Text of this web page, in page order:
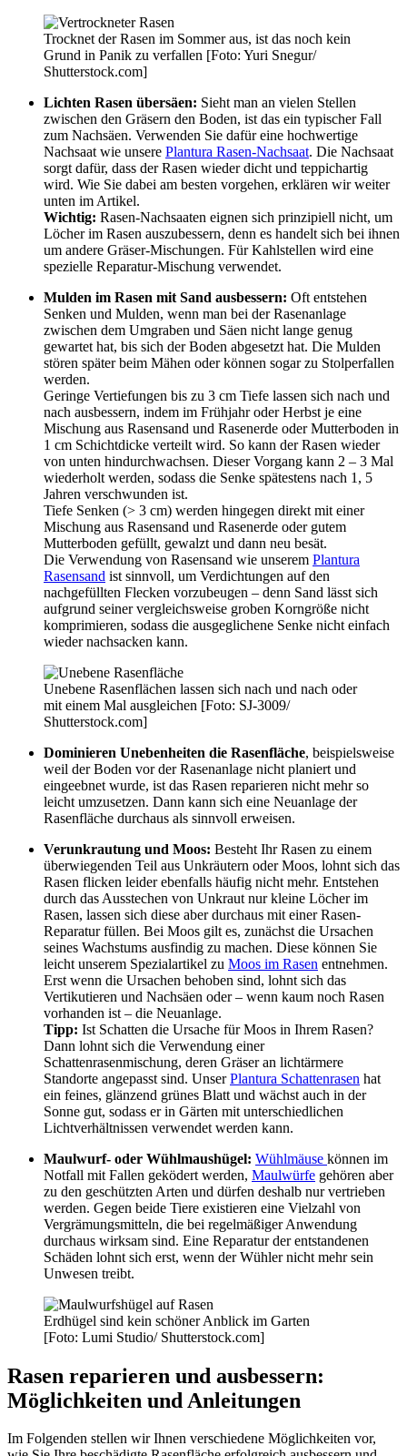
Trocknet der Rasen im Sommer aus, ist das noch kein
Grund in Panik zu verfallen [Foto: Yuri Snegur/
Shutterstock.com]
Lichten Rasen übersäen: Sieht man an vielen Stellen
zwischen den Gräsern den Boden, ist das ein typischer Fall
zum Nachsäen. Verwenden Sie dafür eine hochwertige
Nachsaat wie unsere Plantura Rasen-Nachsaat. Die Nachsaat
sorgt dafür, dass der Rasen wieder dicht und teppichartig
wird. Wie Sie dabei am besten vorgehen, erklären wir weiter
unten im Artikel.
Wichtig: Rasen-Nachsaaten eignen sich prinzipiell nicht, um
Löcher im Rasen auszubessern, denn es handelt sich bei ihnen
um andere Gräser-Mischungen. Für Kahlstellen wird eine
spezielle Reparatur-Mischung verwendet.
Mulden im Rasen mit Sand ausbessern: Oft entstehen
Senken und Mulden, wenn man bei der Rasenanlage
zwischen dem Umgraben und Säen nicht lange genug
gewartet hat, bis sich der Boden abgesetzt hat. Die Mulden
stören später beim Mähen oder können sogar zu Stolperfallen
werden.
Geringe Vertiefungen bis zu 3 cm Tiefe lassen sich nach und
nach ausbessern, indem im Frühjahr oder Herbst je eine
Mischung aus Rasensand und Rasenerde oder Mutterboden in
1 cm Schichtdicke verteilt wird. So kann der Rasen wieder
von unten hindurchwachsen. Dieser Vorgang kann 2 – 3 Mal
wiederholt werden, sodass die Senke spätestens nach 1, 5
Jahren verschwunden ist.
Tiefe Senken (> 3 cm) werden hingegen direkt mit einer
Mischung aus Rasensand und Rasenerde oder gutem
Mutterboden gefüllt, gewalzt und dann neu besät.
Die Verwendung von Rasensand wie unserem Plantura
Rasensand ist sinnvoll, um Verdichtungen auf den
nachgefüllten Flecken vorzubeugen – denn Sand lässt sich
aufgrund seiner vergleichsweise groben Korngröße nicht
komprimieren, sodass die ausgeglichene Senke nicht einfach
wieder nachsacken kann.
Unebene Rasenflächen lassen sich nach und nach oder
mit einem Mal ausgleichen [Foto: SJ-3009/
Shutterstock.com]
Dominieren Unebenheiten die Rasenfläche, beispielsweise
weil der Boden vor der Rasenanlage nicht planiert und
eingeebnet wurde, ist das Rasen reparieren nicht mehr so
leicht umzusetzen. Dann kann sich eine Neuanlage der
Rasenfläche durchaus als sinnvoll erweisen.
Verunkrautung und Moos: Besteht Ihr Rasen zu einem
überwiegenden Teil aus Unkräutern oder Moos, lohnt sich das
Rasen flicken leider ebenfalls häufig nicht mehr. Entstehen
durch das Ausstechen von Unkraut nur kleine Löcher im
Rasen, lassen sich diese aber durchaus mit einer Rasen-
Reparatur füllen. Bei Moos gilt es, zunächst die Ursachen
seines Wachstums ausfindig zu machen. Diese können Sie
leicht unserem Spezialartikel zu Moos im Rasen entnehmen.
Erst wenn die Ursachen behoben sind, lohnt sich das
Vertikutieren und Nachsäen oder – wenn kaum noch Rasen
vorhanden ist – die Neuanlage.
Tipp: Ist Schatten die Ursache für Moos in Ihrem Rasen?
Dann lohnt sich die Verwendung einer
Schattenrasenmischung, deren Gräser an lichtärmere
Standorte angepasst sind. UnserPlantura Schattenrasen hat
ein feines, glänzend grünes Blatt und wächst auch in der
Sonne gut, sodass er in Gärten mit unterschiedlichen
Lichtverhältnissen verwendet werden kann.
Maulwurf- oder Wühlmaushügel: Wühlmäuse können im
Notfall mit Fallen geködert werden, Maulwürfe gehören aber
zu den geschützten Arten und dürfen deshalb nur vertrieben
werden. Gegen beide Tiere existieren eine Vielzahl von
Vergrämungsmitteln, die bei regelmäßiger Anwendung
durchaus wirksam sind. Eine Reparatur der entstandenen
Schäden lohnt sich erst, wenn der Wühler nicht mehr sein
Unwesen treibt.
Erdhügel sind kein schöner Anblick im Garten
[Foto: Lumi Studio/ Shutterstock.com]
Rasen reparieren und ausbessern:
Möglichkeiten und Anleitungen
Im Folgenden stellen wir Ihnen verschiedene Möglichkeiten vor,